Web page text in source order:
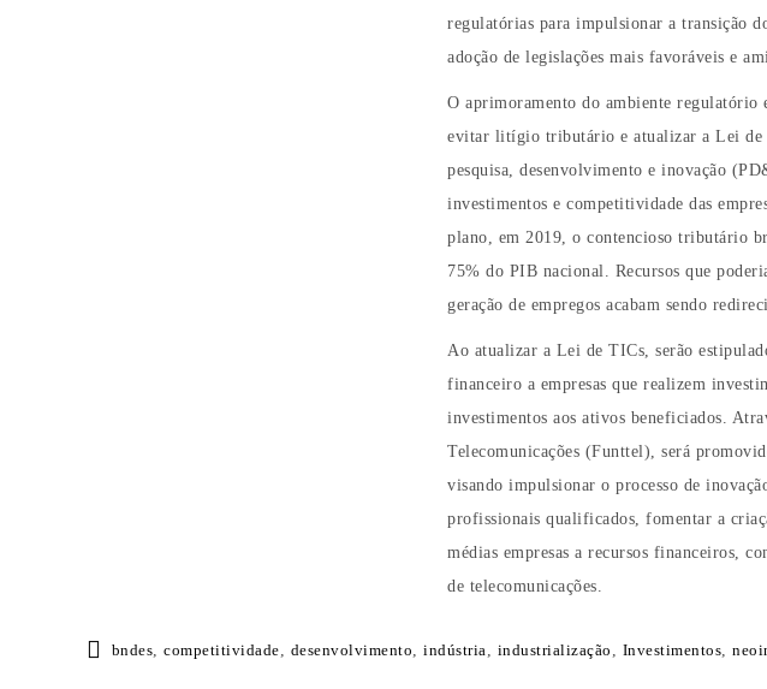
regulatórias para impulsionar a transição
adoção de legislações mais favoráveis e
O aprimoramento do ambiente
evitar litígio tributário e atualizar a Lei de
pesquisa, desenvolvimento e inovação
investimentos e competitividade das
plano, em 2019, o contencioso tributário
75% do PIB nacional. Recursos que
geração de empregos acabam sendo
Ao atualizar a Lei de TICs, serão
financeiro a empresas que realizem
investimentos aos ativos beneficiados.
Telecomunicações (Funttel), será
visando impulsionar o processo de
profissionais qualificados, fomentar a
médias empresas a recursos financeiros,
de telecomunicações.
bndes competitividade desenvolvimento indústria industrialização Investimentos